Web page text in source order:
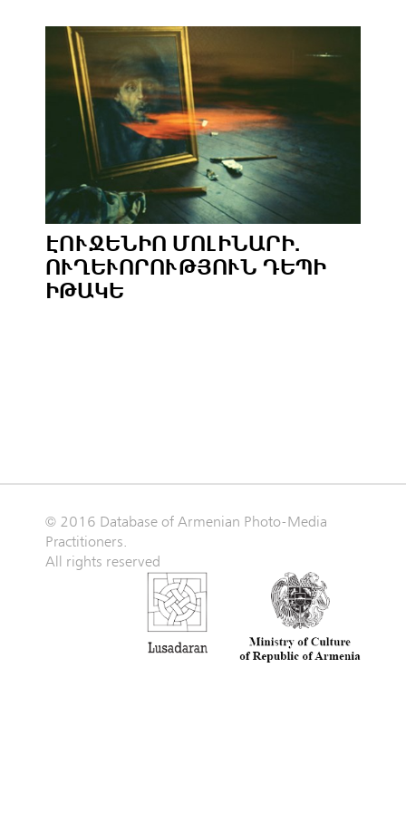
ԷՈՒՋԵՆԻՈ ՄՈԼԻՆԱՐԻ.
ՈՒՂԵՒՈՐՈՒԹՅՈՒՆ ԴԵՊԻ Ի
ԹԱԿԵ
© 2016 Database of Armenian Photo-Media
Practitioners.
All rights reserved